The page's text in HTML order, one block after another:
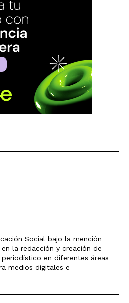
Social bajo la mención
en la redacción y creación de
en diferentes áreas
medios digitales e